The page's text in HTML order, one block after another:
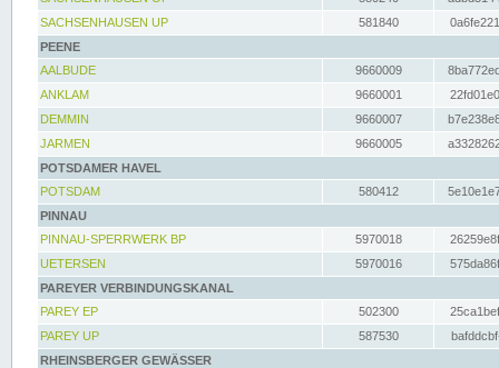
SACHSENHAUSEN UP
581840
PEENE
AALBUDE
9660009
ANKLAM
9660001
DEMMIN
9660007
JARMEN
9660005
POTSDAMER HAVEL
POTSDAM
580412
PINNAU
PINNAU-SPERRWERK BP
5970018
UETERSEN
5970016
PAREYER VERBINDUNGSKANAL
PAREY EP
502300
PAREY UP
587530
RHEINSBERGER GEWÄSSER